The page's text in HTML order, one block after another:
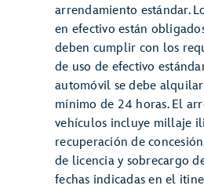
arrendamiento estándar.
en efectivo están
deben cumplir con los
de uso de efectivo
automóvil se debe
mínimo de 24 horas. El
vehículos incluye millaje
recuperación de
de licencia y sobrecargo
fechas indicadas en el